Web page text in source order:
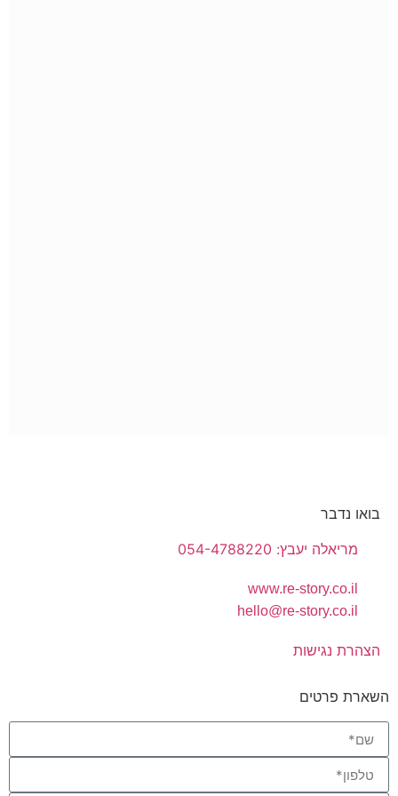
בואו נדבר
מריאלה יעבץ: 054-4788220
www.re-story.co.il
hello@re-story.co.il
הצהרת נגישות
השארת פרטים